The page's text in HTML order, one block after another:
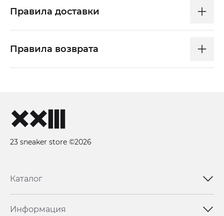
Правила доставки
Правила возврата
23 sneaker store ©2026
Каталог
Информация